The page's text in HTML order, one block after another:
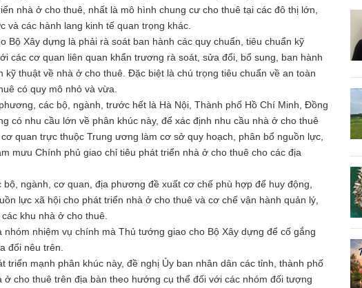
nhà ở cho thuê, nhất là mô hình chung cư cho thuê tại các đô thị lớn,
và các hành lang kinh tế quan trọng khác.
Bộ Xây dựng là phải rà soát ban hành các quy chuẩn, tiêu chuẩn kỹ
các cơ quan liên quan khẩn trương rà soát, sửa đổi, bổ sung, ban hành
kỹ thuật về nhà ở cho thuê. Đặc biệt là chú trọng tiêu chuẩn về an toàn
có quy mô nhỏ và vừa.
các bộ, ngành, trước hết là Hà Nội, Thành phố Hồ Chí Minh, Đồng
có nhu cầu lớn về phân khúc này, để xác định nhu cầu nhà ở cho thuê
quan trực thuộc Trung ương làm cơ sở quy hoạch, phân bổ nguồn lực,
mưu Chính phủ giao chỉ tiêu phát triển nhà ở cho thuê cho các địa
ngành, cơ quan, địa phương đề xuất cơ chế phù hợp để huy động,
lực xã hội cho phát triển nhà ở cho thuê và cơ chế vận hành quản lý,
khu nhà ở cho thuê.
nhiệm vụ chính mà Thủ tướng giao cho Bộ Xây dựng để cố gắng
đổi nêu trên.
triển mạnh phân khúc này, đề nghị Ủy ban nhân dân các tỉnh, thành phố
cho thuê trên địa bàn theo hướng cụ thể đối với các nhóm đối tượng